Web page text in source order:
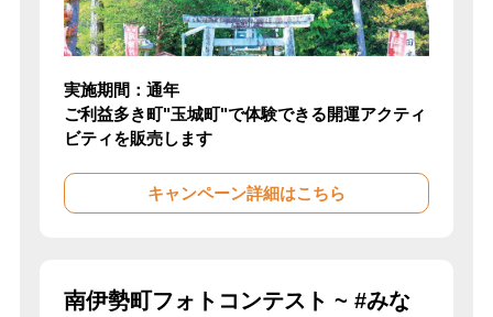
実施期間：通年
ご利益多き町"玉城町"で体験できる開運アクティ
ビティを販売します
キャンペーン詳細はこちら
南伊勢町フォトコンテスト ~ #みな